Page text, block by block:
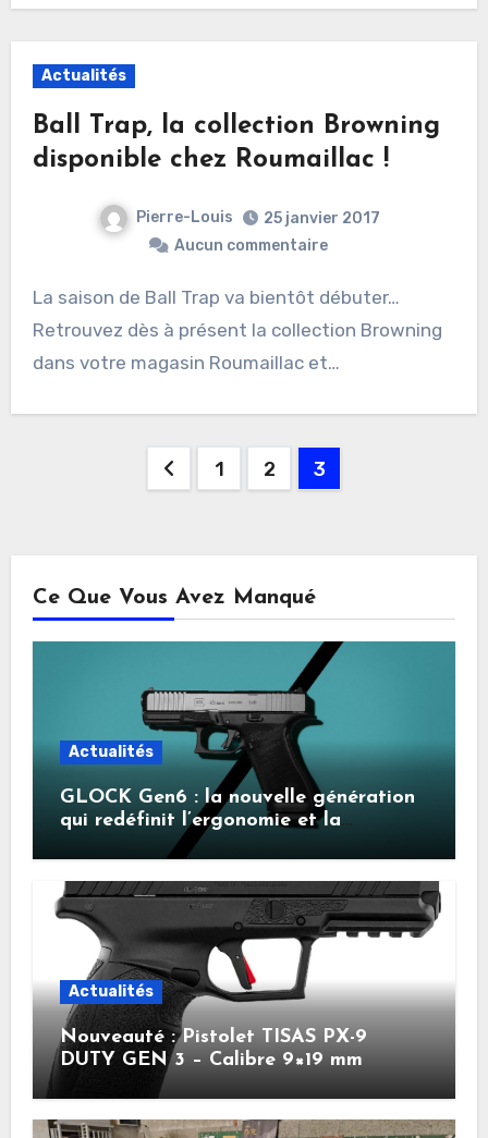
Actualités
Ball Trap, la collection Browning
disponible chez Roumaillac !
Pierre-Louis
25 janvier 2017
Aucun commentaire
La saison de Ball Trap va bientôt débuter…
Retrouvez dès à présent la collection Browning
dans votre magasin Roumaillac et…
Pagination
1 2 3
Ce Que Vous Avez Manqué
Actualités
GLOCK Gen6 : la nouvelle génération
qui redéfinit l’ergonomie et la
performance
Actualités
Nouveauté : Pistolet TISAS PX-9
DUTY GEN 3 – Calibre 9×19 mm